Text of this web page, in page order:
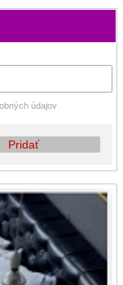
údajov
Pridať